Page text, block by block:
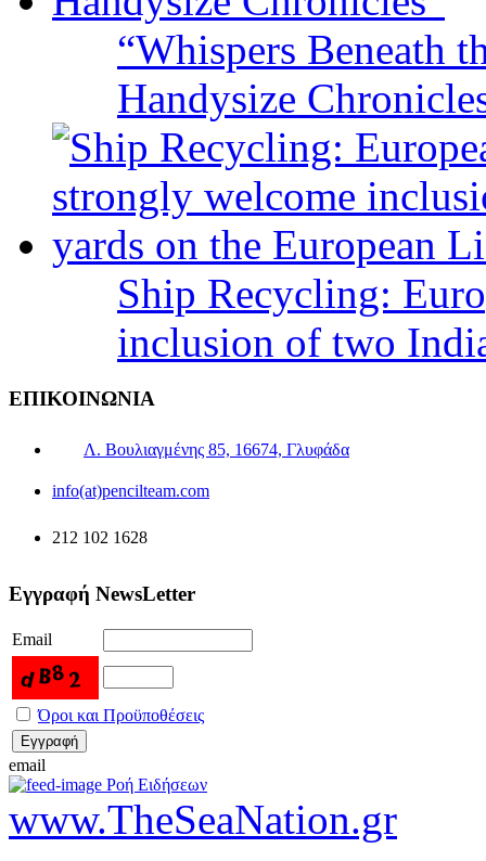
“Whispers Beneath
Handysize
Ship Recycling:
inclusion of two
ΕΠΙΚΟΙΝΩΝΙΑ
Λ. Βουλιαγμένης 85, 16674, Γλυφάδα
info(at)pencilteam.com
212 102 1628
Εγγραφή NewsLetter
Email
Όροι και Προϋποθέσεις
email
Ροή Ειδήσεων
www.TheSeaNation.gr